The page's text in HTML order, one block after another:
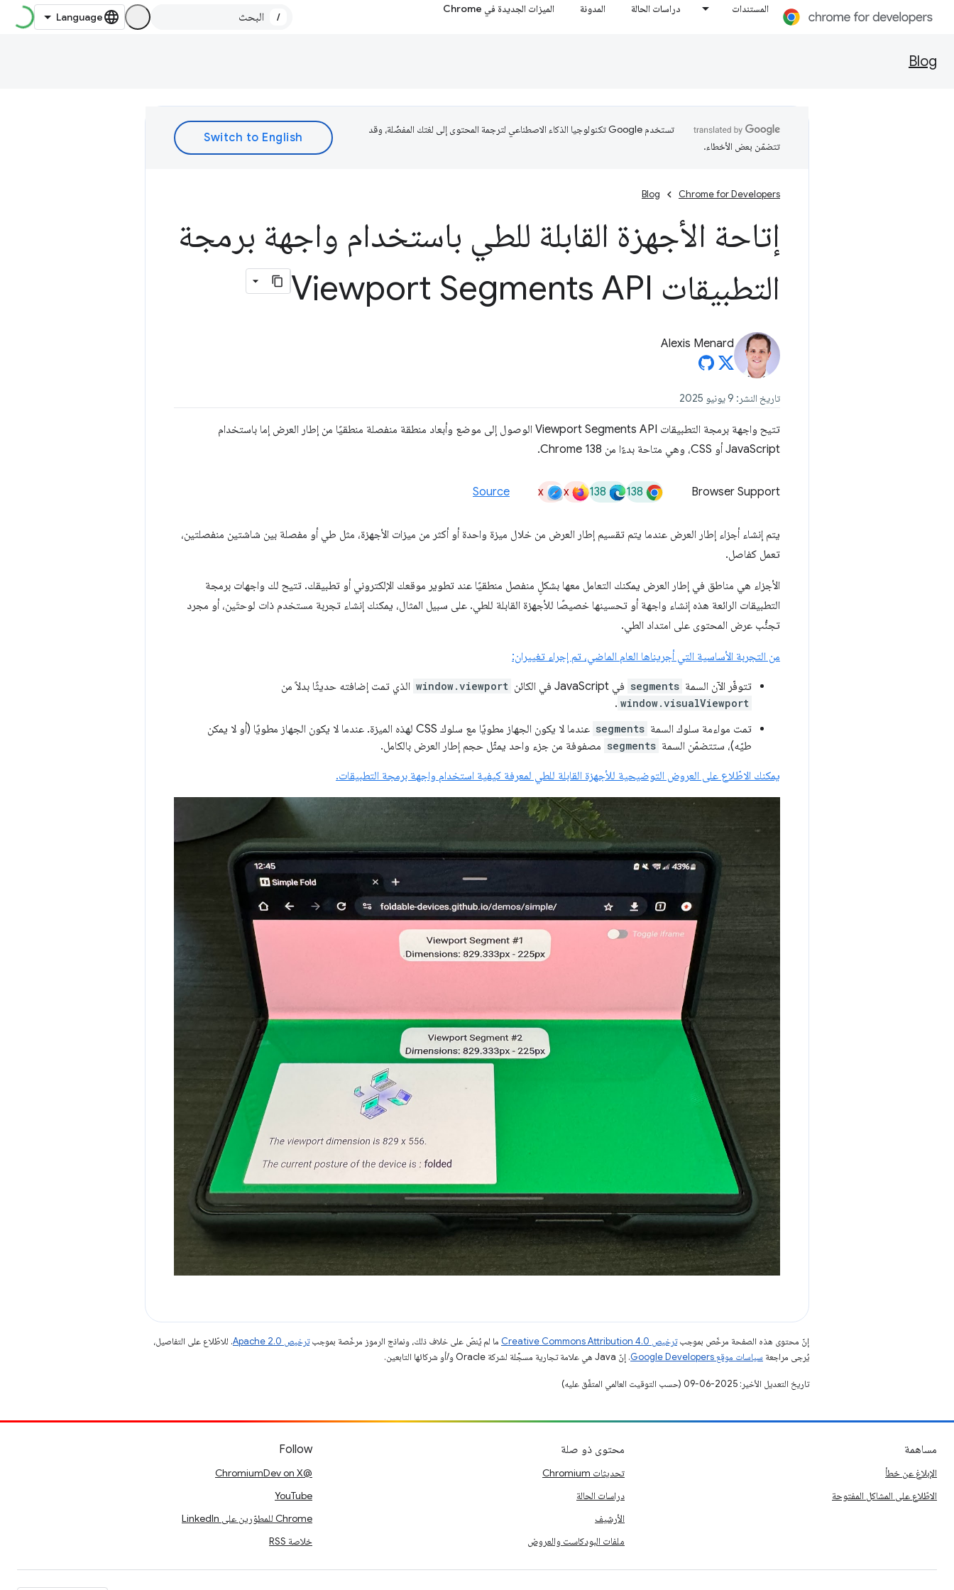
المستندات دراسات الحالة المدونة الميزات الجديدة في Chrome
/
Blog
تستخدم Google تكنولوجيا الذكاء الاصطناعي لترجمة المحتوى إلى لغتك المفضّلة، وقد
تتضمّن بعض الأخطاء.
Chrome for Developers
Blog
إتاحة الأجهزة القابلة للطي باستخدام واجهة برمجة
التطبيقات Viewport Segments API
Alexis Menard
تاريخ النشر: 9 يونيو 2025
تتيح واجهة برمجة التطبيقات Viewport Segments API الوصول إلى موضع وأبعاد منطقة منفصلة منطقيًا من إطار العرض إما باستخدام
JavaScript أو CSS، وهي متاحة بدءًا من Chrome 138.
Browser Support
138
138
x
x
Source
يتم إنشاء أجزاء إطار العرض عندما يتم تقسيم إطار العرض من خلال ميزة واحدة أو أكثر من ميزات الأجهزة، مثل طي أو مفصلة بين شاشتين منفصلتين،
تعمل كفاصل.
الأجزاء هي مناطق في إطار العرض يمكنك التعامل معها بشكلٍ منفصل منطقيًا عند تطوير موقعك الإلكتروني أو تطبيقك. تتيح لك واجهات برمجة
التطبيقات الرائعة هذه إنشاء واجهة أو تحسينها خصيصًا للأجهزة القابلة للطي. على سبيل المثال، يمكنك إنشاء تجربة مستخدم ذات لوحتَين، أو مجرد
تجنُّب عرض المحتوى على امتداد الطي.
من التجربة الأساسية التي أجريناها العام الماضي، تم إجراء تغييران:
تتوفّر الآن السمة segments في JavaScript في الكائن window.viewport الذي تمت إضافته حديثًا بدلاً من
window.visualViewport
.
تمت مواءمة سلوك السمة segments
عندما لا يكون الجهاز مطويًا مع سلوك CSS لهذه الميزة. عندما لا يكون الجهاز مطويًا (أو لا يمكن
طيّه)، ستتضمّن السمة segments مصفوفة من جزء واحد يمثّل حجم إطار العرض بالكامل.
يمكنك الاطّلاع على العروض التوضيحية للأجهزة القابلة للطي لمعرفة كيفية استخدام واجهة برمجة التطبيقات.
إنّ محتوى هذه الصفحة مرخّص بموجبترخيص Creative Commons Attribution 4.0‏ ما لم يُنصّ على خلاف ذلك، ونماذج الرموز مرخّصة بموجبترخيص Apache 2.0‏
. للاطّلاع على التفاصيل،
يُرجى مراجعة سياسات موقع Google Developers‏ . إنّ Java هي علامة تجارية مسجَّلة لشركة Oracle و/أو شركائها التابعين.
تاريخ التعديل الأخير: 2025-06-09 (حسب التوقيت العالمي المتفَّق عليه)
مساهمة
الإبلاغ عن خطأ
الاطّلاع على المشاكل المفتوحة
محتوى ذو صلة
تحديثات Chromium
دراسات الحالة
الأرشيف
ملفات البودكاست والعروض
Follow
@ChromiumDev on X
YouTube
Chrome للمطوّرين على LinkedIn
خلاصة RSS